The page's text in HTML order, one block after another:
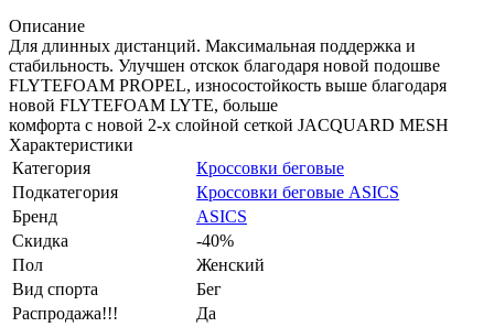
Описание
Для длинных дистанций. Максимальная поддержка и
стабильность. Улучшен отскок благодаря новой подошве
FLYTEFOAM PROPEL, износостойкость выше благодаря
новой FLYTEFOAM LYTE, больше
комфорта с новой 2-х слойной сеткой JACQUARD MESH
Характеристики
Категория
Кроссовки беговые
Подкатегория
Кроссовки беговые ASICS
Бренд
ASICS
Скидка
-40%
Пол
Женский
Вид спорта
Бег
Распродажа!!!
Да